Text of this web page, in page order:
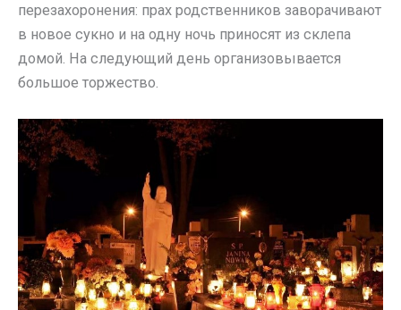
перезахоронения: прах родственников заворачивают
в новое сукно и на одну ночь приносят из склепа
домой. На следующий день организовывается
большое торжество.